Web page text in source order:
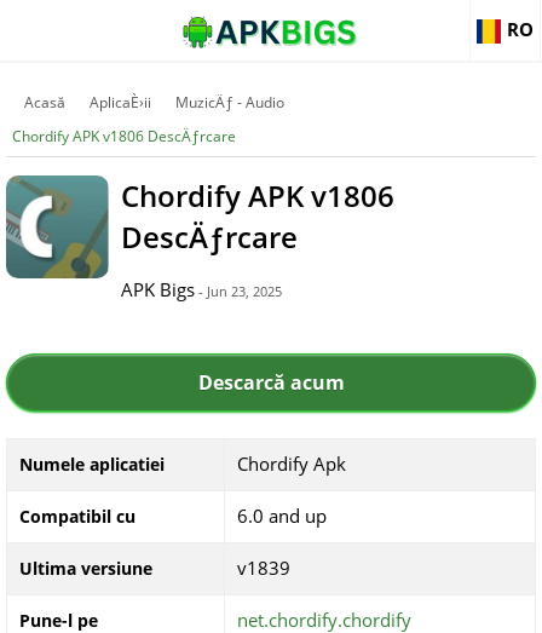
RO
Acasă AplicaÈ›ii
MuzicÄƒ - Audio
Chordify APK v1806 DescÄƒrcare
Chordify APK v1806
DescÄƒrcare
APK Bigs - Jun 23, 2025
Descarcă acum
Numele aplicatiei Chordify Apk
Compatibil cu 6.0 and up
Ultima versiune v1839
Pune-l pe net.chordify.chordify